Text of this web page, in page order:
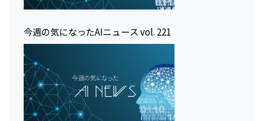
今週の気になったAIニュース vol. 221